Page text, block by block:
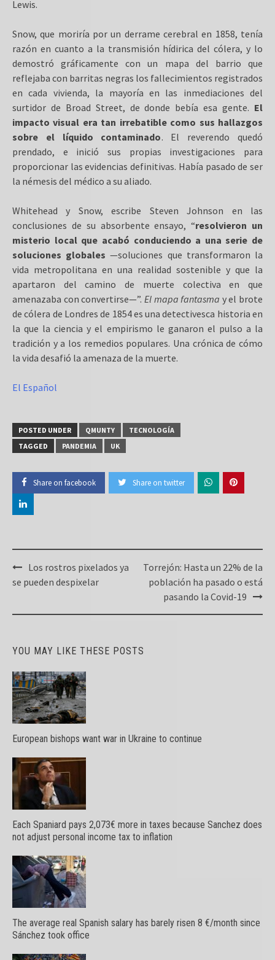
Lewis.
Snow, que moriría por un derrame cerebral en 1858, tenía
razón en cuanto a la transmisión hídirica del cólera, y lo
demostró gráficamente con un mapa del barrio que
reflejaba con barritas negras los fallecimientos registrados
en cada vivienda, la mayoría en las inmediaciones del
surtidor de Broad Street, de donde bebía esa gente. El
impacto visual era tan irrebatible como sus hallazgos
sobre el líquido contaminado. El reverendo quedó
prendado, e inició sus propias investigaciones para
proporcionar las evidencias definitivas. Había pasado de ser
la némesis del médico a su aliado.
Whitehead y Snow, escribe Steven Johnson en las
conclusiones de su absorbente ensayo, “resolvieron un
misterio local que acabó conduciendo a una serie de
soluciones globales —soluciones que transformaron la
vida metropolitana en una realidad sostenible y que la
apartaron del camino de muerte colectiva en que
amenazaba con convertirse—”. El mapa fantasma y el brote
de cólera de Londres de 1854 es una detectivesca historia en
la que la ciencia y el empirismo le ganaron el pulso a la
tradición y a los remedios populares. Una crónica de cómo
la vida desafió la amenaza de la muerte.
El Español
POSTED UNDER QMUNTY
TECNOLOGÍA
TAGGED
PANDEMIA UK
Share on facebook Share on twitter
Post
navigation
Los rostros pixelados ya
se pueden despixelar
Torrejón: Hasta un 22% de la
población ha pasado o está
pasando la Covid-19
YOU MAY LIKE THESE POSTS
European bishops want war in Ukraine to continue
Each Spaniard pays 2,073€ more in taxes because Sanchez does
not adjust personal income tax to inflation
The average real Spanish salary has barely risen 8 €/month since
Sánchez took office